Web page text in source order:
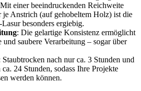
einer beeindruckenden Reichweite
je Anstrich (auf gehobeltem Holz) ist die
besonders ergiebig.
: Die gelartige Konsistenz ermöglicht
und saubere Verarbeitung – sogar über
Staubtrocken nach nur ca. 3 Stunden und
24 Stunden, sodass Ihre Projekte
werden können.